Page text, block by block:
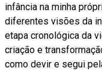
infância na minha
diferentes visões da
etapa cronológica da
criação e
como devir e segui